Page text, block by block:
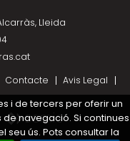
Lleida
Contacte
Avis Legal
i de tercers per oferir un
navegació. Si continues
ús. Pots consultar la